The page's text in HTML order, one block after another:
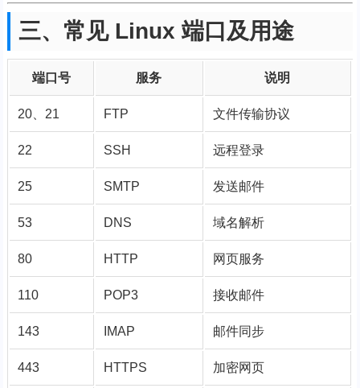
三、常见 Linux 端口及用途
端口号 服务 说明
20、21 FTP 文件传输协议
22 SSH 远程登录
25 SMTP 发送邮件
53 DNS 域名解析
80 HTTP 网页服务
110 POP3 接收邮件
143 IMAP 邮件同步
443 HTTPS 加密网页